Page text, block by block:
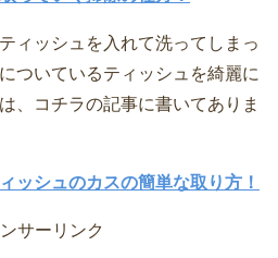
ィッシュを入れて洗ってしまっ
ついているティッシュを綺麗に
、コチラの記事に書いてありま
ッシュのカスの簡単な取り方！
サーリンク